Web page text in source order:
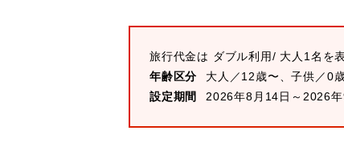
旅行代金は ダブル利用/ 大人1名を
年齢区分
大人／12歳〜、子供／0
設定期間
2026年8月14日～2026